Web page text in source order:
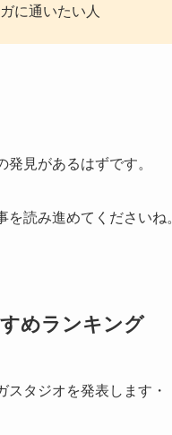
に通いたい人
見があるはずです。
読み進めてくださいね
めランキング
スタジオを発表します・